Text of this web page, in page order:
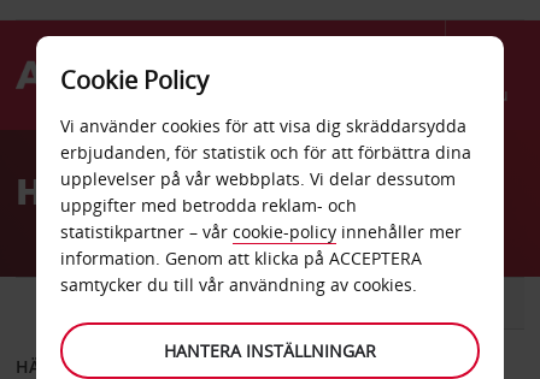
Menu
AvisHyrbil Victoria
BIL
HÄMTA FRÅN
Cookie Policy
Vi använder cookies för att visa dig skräddarsydda
erbjudanden, för statistik och för att förbättra dina
upplevelser på vår webbplats. Vi delar dessutom
uppgifter med betrodda reklam- och
statistikpartner – vår cookie-policy innehåller mer
information. Genom att klicka på ACCEPTERA
samtycker du till vår användning av cookies.
HANTERA INSTÄLLNINGAR